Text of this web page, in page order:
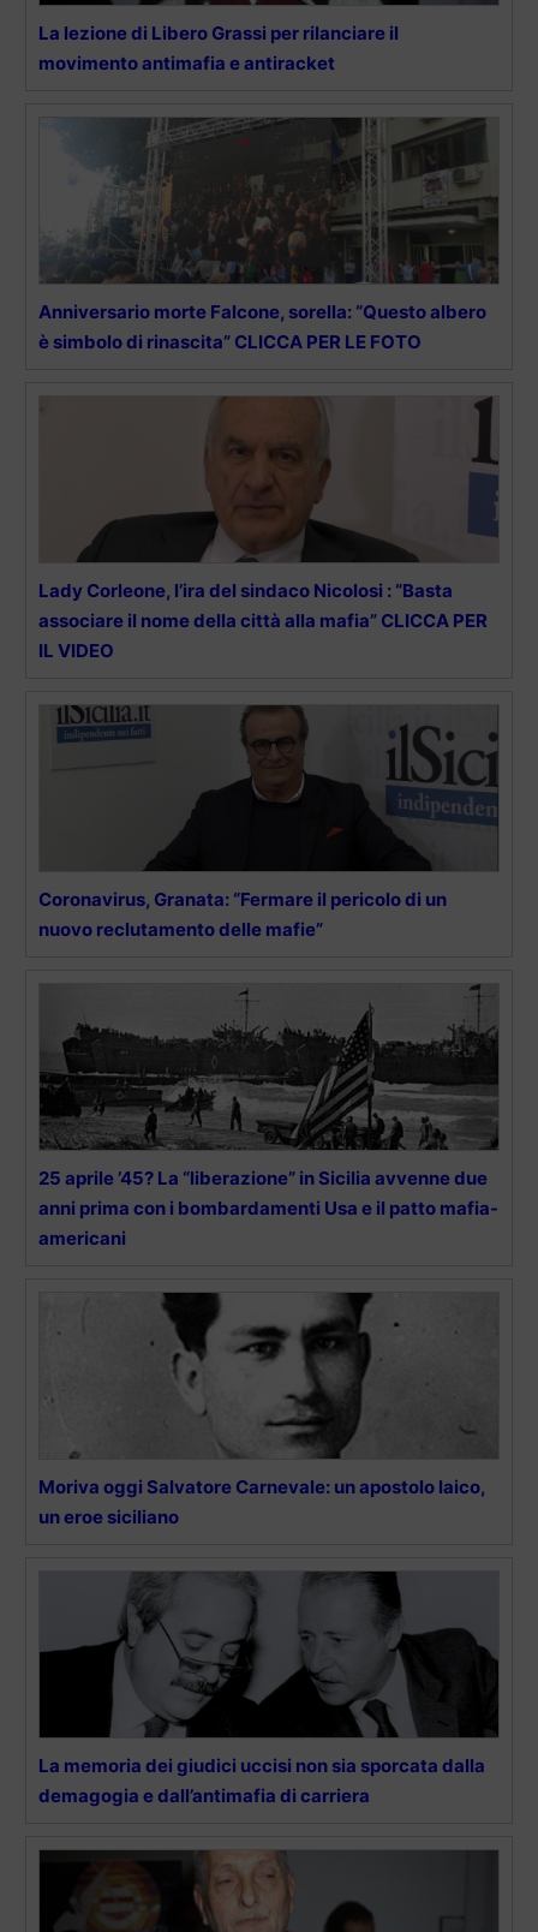
La lezione di Libero Grassi per rilanciare il
movimento antimafia e antiracket
Anniversario morte Falcone, sorella: “Questo albero
è simbolo di rinascita” CLICCA PER LE FOTO
Lady Corleone, l’ira del sindaco Nicolosi : “Basta
associare il nome della città alla mafia” CLICCA PER
IL VIDEO
Coronavirus, Granata: “Fermare il pericolo di un
nuovo reclutamento delle mafie”
25 aprile ’45? La “liberazione” in Sicilia avvenne due
anni prima con i bombardamenti Usa e il patto mafia-
americani
Moriva oggi Salvatore Carnevale: un apostolo laico,
un eroe siciliano
La memoria dei giudici uccisi non sia sporcata dalla
demagogia e dall’antimafia di carriera